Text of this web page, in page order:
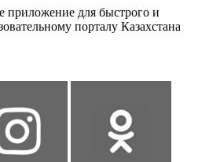
приложение для быстрого и
порталу Казахстана